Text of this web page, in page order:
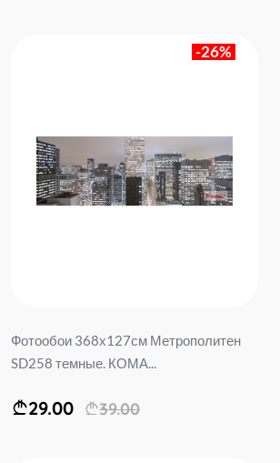
-26%
Фотообои 368х127см Метрополитен
SD258 темные. КОМА...
29.00 39.00